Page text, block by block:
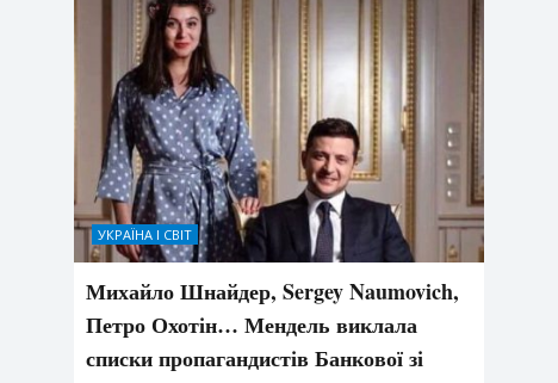
УКРАЇНА І СВІТ
Михайло Шнайдер, Sergey Naumovich,
Петро Охотін… Мендель виклала
списки пропагандистів Банкової зі